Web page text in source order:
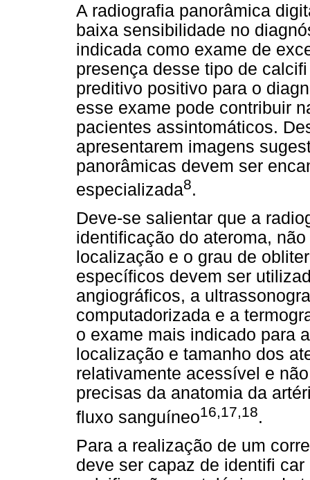
A radiografia panorâmica
baixa sensibilidade no
indicada como exame de
presença desse tipo de
preditivo positivo para o
esse exame pode contribuir
pacientes assintomáticos.
apresentarem imagens
panorâmicas devem ser
especializada8.
Deve-se salientar que a
identificação do ateroma,
localização e o grau de
específicos devem ser
angiográficos, a
computadorizada e a
o exame mais indicado para
localização e tamanho dos
relativamente acessível e
precisas da anatomia da
fluxo sanguíneo16,17,18.
Para a realização de um
deve ser capaz de identifi